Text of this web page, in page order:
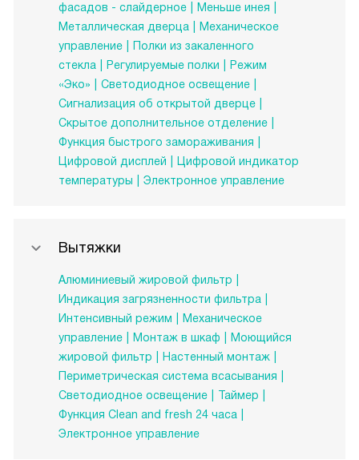
фасадов - слайдерное
Меньше инея
Металлическая дверца
Механическое
управление
Полки из закаленного
стекла
Регулируемые полки
Режим
«Эко»
Светодиодное освещение
Сигнализация об открытой дверце
Скрытое дополнительное отделение
Функция быстрого замораживания
Цифровой дисплей
Цифровой индикатор
температуры
Электронное управление
Вытяжки
Алюминиевый жировой фильтр
Индикация загрязненности фильтра
Интенсивный режим
Механическое
управление
Монтаж в шкаф
Моющийся
жировой фильтр
Настенный монтаж
Периметрическая система всасывания
Светодиодное освещение
Таймер
Функция Clean and fresh 24 часа
Электронное управление